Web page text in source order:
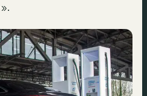
».